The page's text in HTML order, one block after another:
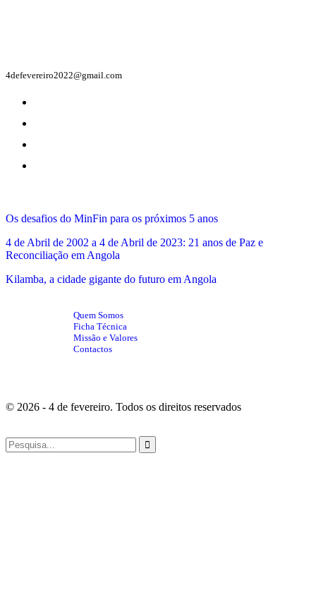
4defevereiro2022@gmail.com
Os desafios do MinFin para os próximos 5 anos
4 de Abril de 2002 a 4 de Abril de 2023: 21 anos de Paz e
Reconciliação em Angola
Kilamba, a cidade gigante do futuro em Angola
Quem Somos
Ficha Técnica
Missão e Valores
Contactos
© 2026 - 4 de fevereiro. Todos os direitos reservados